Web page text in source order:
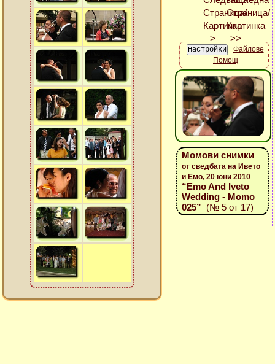
Файлове
Помощ
Момови снимки
от сведбата на Ивето
и Емо, 20 юни 2010
“Emo And Iveto
Wedding - Momo
025” (№ 5 от 17)